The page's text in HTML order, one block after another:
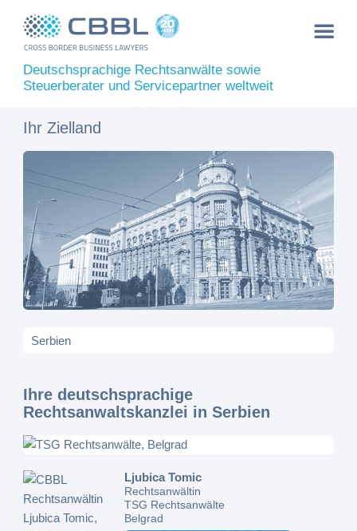
Deutschsprachige Rechtsanwälte sowie
Steuerberater und Servicepartner weltweit
Ihr Zielland
Ihre deutschsprachige
Rechtsanwaltskanzlei in Serbien
Ljubica Tomic
Rechtsanwältin
TSG Rechtsanwälte
Belgrad